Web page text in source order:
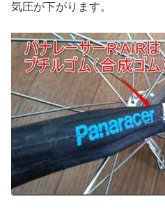
気圧が下がります。